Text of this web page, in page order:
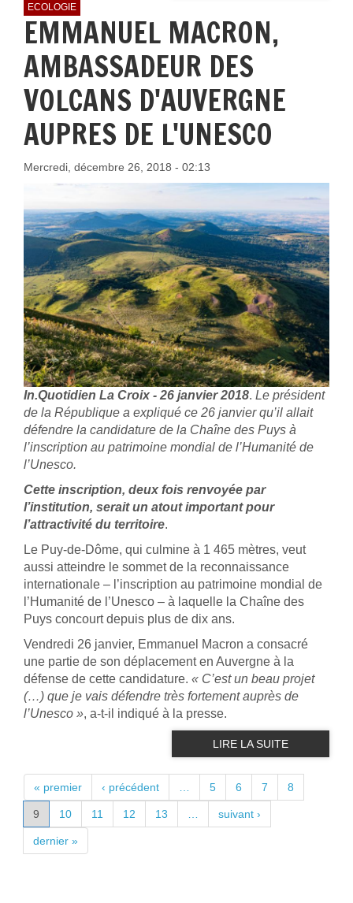
ECOLOGIE
EMMANUEL MACRON,
AMBASSADEUR DES
VOLCANS D'AUVERGNE
AUPRES DE L'UNESCO
Mercredi, décembre 26, 2018 - 02:13
In.Quotidien La Croix - 26 janvier 2018. Le président
de la République a expliqué ce 26 janvier qu’il allait
défendre la candidature de la Chaîne des Puys à
l’inscription au patrimoine mondial de l’Humanité de
l’Unesco.
Cette inscription, deux fois renvoyée par
l’institution, serait un atout important pour
l’attractivité du territoire.
Le Puy-de-Dôme, qui culmine à 1 465 mètres, veut
aussi atteindre le sommet de la reconnaissance
internationale – l’inscription au patrimoine mondial de
l’Humanité de l’Unesco – à laquelle la Chaîne des
Puys concourt depuis plus de dix ans.
Vendredi 26 janvier, Emmanuel Macron a consacré
une partie de son déplacement en Auvergne à la
défense de cette candidature. « C’est un beau projet
(…) que je vais défendre très fortement auprès de
l’Unesco », a-t-il indiqué à la presse.
LIRE LA SUITE
PAGES
« premier ‹ précédent 5 6 7 8
9 10 11 12 13 suivant ›
dernier »